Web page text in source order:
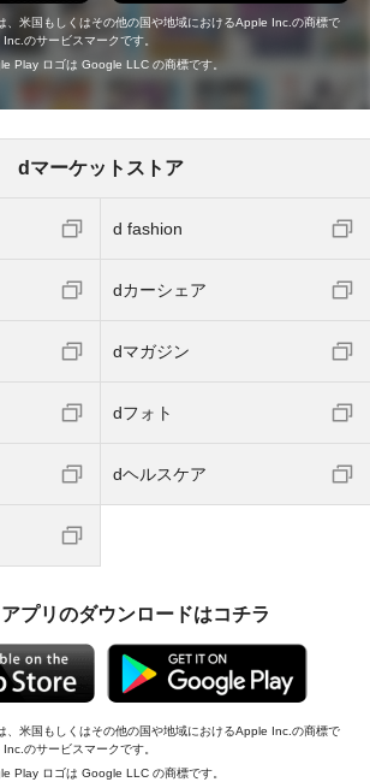
米国もしくはその他の国や地域におけるApple Inc.の商標で
のサービスマークです。
Play ロゴは Google LLC の商標です。
dマーケットストア
d fashion
dカーシェア
dマガジン
dフォト
dヘルスケア
プリのダウンロードはコチラ
米国もしくはその他の国や地域におけるApple Inc.の商標で
のサービスマークです。
Play ロゴは Google LLC の商標です。